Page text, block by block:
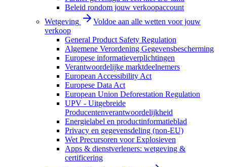
Beleid rondom jouw verkoopaccount
Wetgeving
Voldoe aan alle wetten voor jouw
verkoop
General Product Safety Regulation
Algemene Verordening Gegevensbescherming
Europese informatieverplichtingen
Verantwoordelijke marktdeelnemers
European Accessibility Act
Europese Data Act
European Union Deforestation Regulation
UPV - Uitgebreide
Producentenverantwoordelijkheid
Energielabel en productinformatieblad
Privacy en gegevensdeling (non-EU)
Wet Precursoren voor Explosieven
Apps & dienstverleners: wetgeving &
certificering